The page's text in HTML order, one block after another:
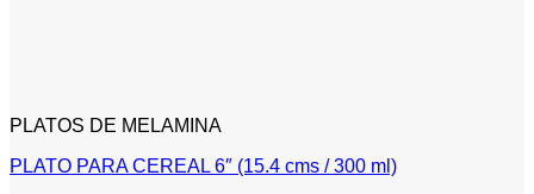
PLATOS DE MELAMINA
PLATO PARA CEREAL 6″ (15.4 cms / 300 ml)